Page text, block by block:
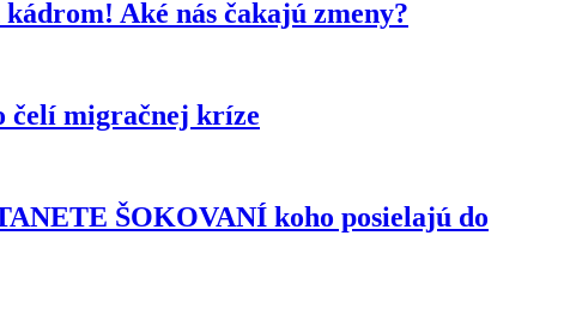
Aké nás čakajú zmeny?
čelí migračnej kríze
ŠOKOVANÍ koho posielajú do